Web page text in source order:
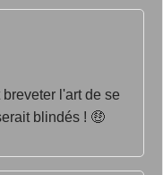
l'art de se
blindés ! 🤑